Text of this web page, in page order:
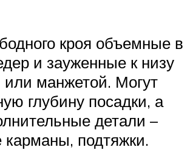
кроя объемные в
и зауженные к низу
или манжетой. Могут
глубину посадки, а
детали –
карманы, подтяжки.